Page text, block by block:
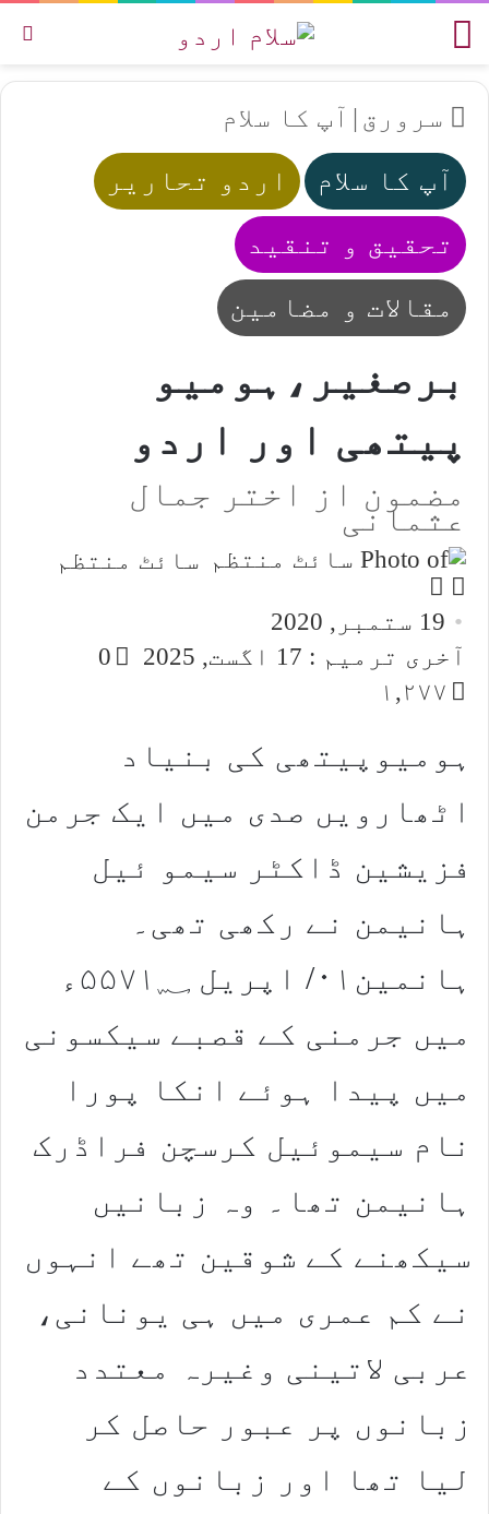
سرورق | آپ کا سلام
آپ کا سلام
اردو تحاریر
تحقیق و تنقید
مقالات و مضامین
برصغیر،ہومیو
پیتھی اور اردو
مضمون از اختر جمال
عثمانی
سائٹ منتظم
Follow
on
X
an
email
19 ستمبر, 2020
آخری ترمیم : 17 اگست, 2025
0
۱,۲۷۷
ہومیوپیتھی کی بنیاد
اٹھارویں صدی میں ایک جرمن
فزیشین ڈاکٹر سیمو ئیل
ہانیمن نے رکھی تھی۔
ہانمین۰۱/ اپریل ۵۵۷۱؁ء
میں جرمنی کے قصبے سیکسونی
میں پیدا ہوئے انکا پورا
نام سیموئیل کرسچن فراڈرک
ہانیمن تھا۔ وہ زبانیں
سیکھنے کے شوقین تھے انہوں
نے کم عمری میں ہی یونانی،
عربی لاتینی وغیرہ معتدد
زبانوں پر عبور حاصل کر
لیا تھا اور زبانوں کے